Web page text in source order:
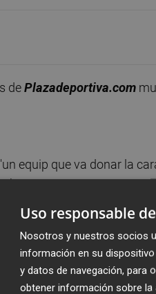
dePlazadeportiva.com
equip que va donar la
on poca cosa es pot
Jaume que amb les
la sensació de no
espera un any
A ser possible per dins.
Uso responsable
Nosotros y nuestros socios
información en su
y datos de navegación, para
obtener información sobre la